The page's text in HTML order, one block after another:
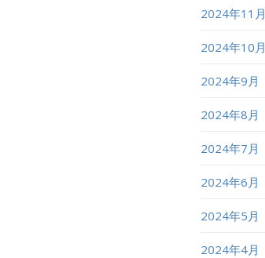
2024年11月
2024年10月
2024年9月
2024年8月
2024年7月
2024年6月
2024年5月
2024年4月